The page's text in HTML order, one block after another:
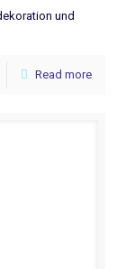
und
Read more